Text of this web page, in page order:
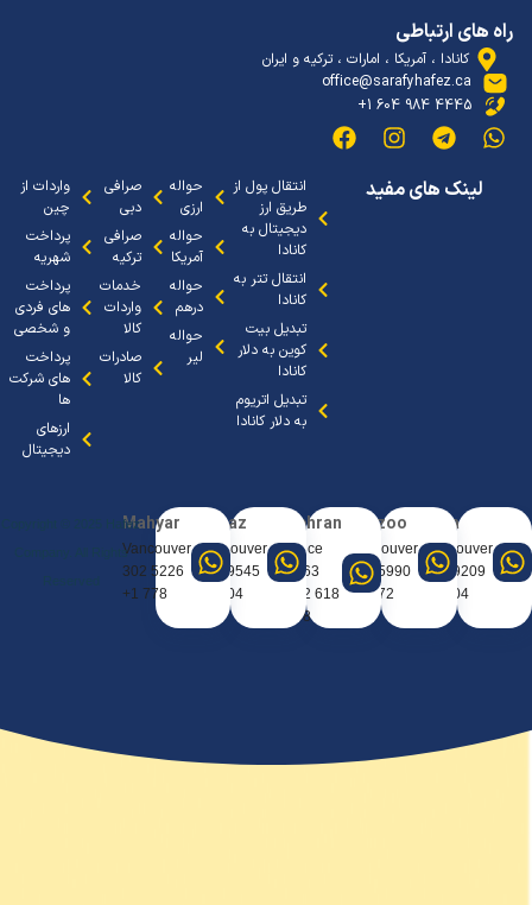
های ارتباطی
کانادا ، آمریکا ، امارات ، ترکیه و ایران
office@sarafyhafez.ca
4445 984 604 1+
لینک های مفید
انتقال پول از
طریق ارز
دیجیتال به
انتقال تتر به
کانادا
تبدیل بیت
کوین به دلار
تبدیل اتریوم
به دلار کانادا
حواله
ارزی
حواله
آمریکا
حواله
درهم
حواله
لیر
صرافی
دبی
صرافی
ترکیه
خدمات
واردات
کالا
صادرات
واردات از
چین
پرداخت
شهریه
پرداخت
های فردی
و شخصی
پرداخت
های شرکت
ارزهای
دیجیتال
9209 388
Arezoo
Vancouver
5990 667
Tehran
0963
618 912
Sanaz
Vancouver
9545 404
Mahyar
Vancouver
5226 302
Copyright © 2025 Hafez
Company. All Rights
Reserved